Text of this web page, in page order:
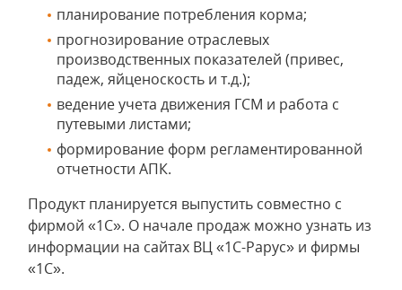
планирование потребления корма;
прогнозирование отраслевых
производственных показателей (привес,
падеж, яйценоскость и т.д.);
ведение учета движения ГСМ и работа с
путевыми листами;
формирование форм регламентированной
отчетности АПК.
Продукт планируется выпустить совместно с
фирмой «1С». О начале продаж можно узнать из
информации на сайтах ВЦ «1С-Рарус» и фирмы
«1С».